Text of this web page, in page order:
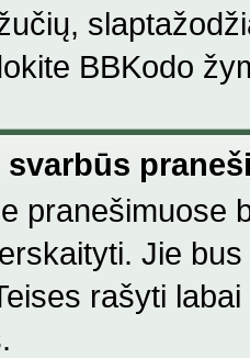
BBKodo
svarbūs
pranešimuose
Jie
rašyti